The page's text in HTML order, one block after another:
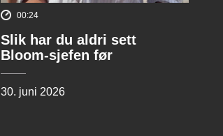
00:24
Slik har du aldri sett
Bloom-sjefen før
30. juni 2026